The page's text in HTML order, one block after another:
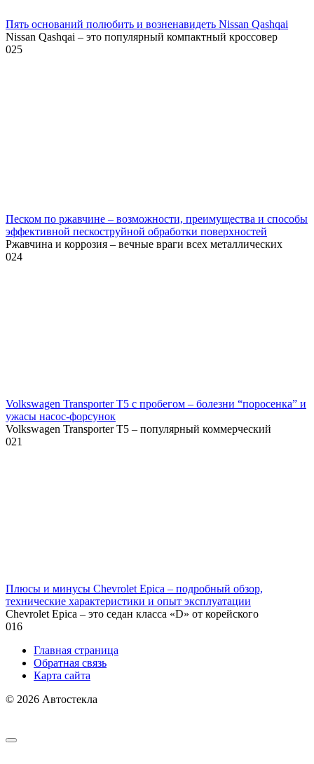
Пять оснований полюбить и возненавидеть Nissan Qashqai
Nissan Qashqai – это популярный компактный кроссовер
025
Песком по ржавчине – возможности, преимущества и способы
эффективной пескоструйной обработки поверхностей
Ржавчина и коррозия – вечные враги всех металлических
024
Volkswagen Transporter T5 с пробегом – болезни “поросенка” и
ужасы насос-форсунок
Volkswagen Transporter T5 – популярный коммерческий
021
Плюсы и минусы Chevrolet Epica – подробный обзор,
технические характеристики и опыт эксплуатации
Chevrolet Epica – это седан класса «D» от корейского
016
Главная страница
Обратная связь
Карта сайта
© 2026 Автостекла